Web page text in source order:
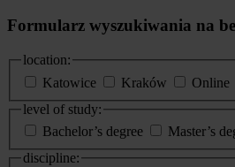
Formularz wyszukiwania na
location:
Katowice
Kraków Online
level of study:
Bachelor’s degree
Master’s
discipline: